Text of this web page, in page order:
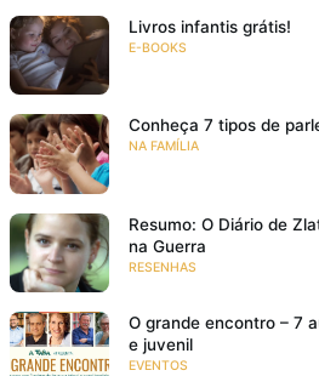
Livros infantis grátis!
E-BOOKS
Conheça 7 tipos de
NA FAMÍLIA
Resumo: O Diário de
na Guerra
RESENHAS
O grande encontro – 7
e juvenil
EVENTOS